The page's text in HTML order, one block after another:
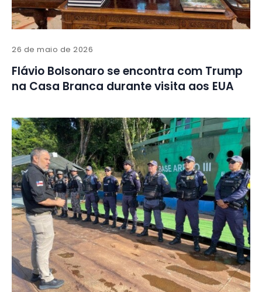
26 de maio de 2026
Flávio Bolsonaro se encontra com Trump
na Casa Branca durante visita aos EUA